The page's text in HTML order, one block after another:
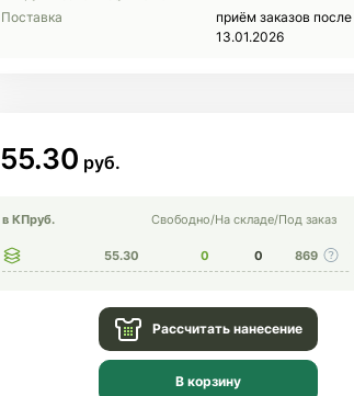
Поставка
приём заказов после
13.01.2026
55.30
в КПруб. Свободно/На складе/Под заказ
55.30 0 0 869
Рассчитать нанесение
В корзину